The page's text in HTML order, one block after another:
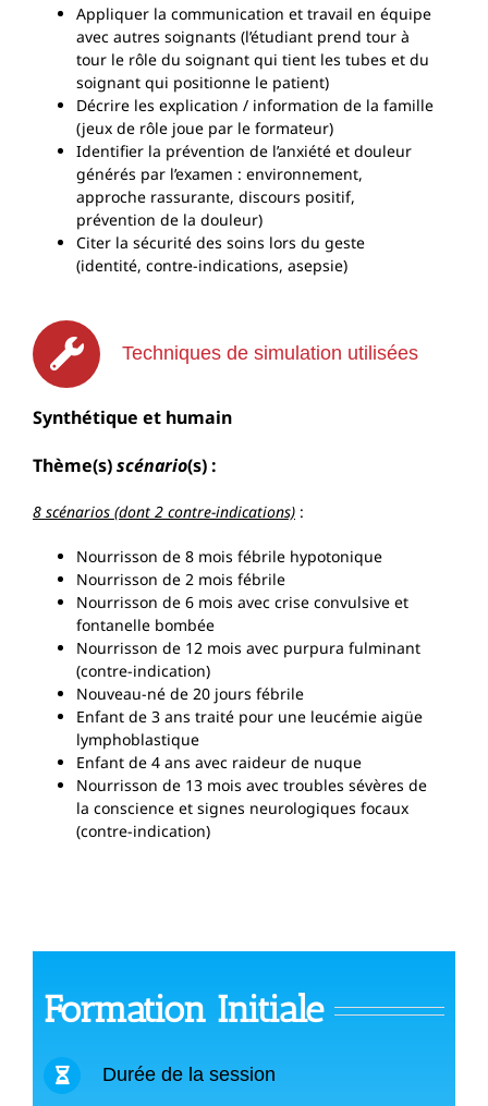
Appliquer la communication et travail en équipe
avec autres soignants (l’étudiant prend tour à
tour le rôle du soignant qui tient les tubes et du
soignant qui positionne le patient)
Décrire les explication / information de la famille
(jeux de rôle joue par le formateur)
Identifier la prévention de l’anxiété et douleur
générés par l’examen : environnement,
approche rassurante, discours positif,
prévention de la douleur)
Citer la sécurité des soins lors du geste
(identité, contre-indications, asepsie)
Techniques de simulation utilisées
Synthétique et humain
Thème(s)scénario(s) :
8 scénarios (dont 2 contre-indications) :
Nourrisson de 8 mois fébrile hypotonique
Nourrisson de 2 mois fébrile
Nourrisson de 6 mois avec crise convulsive et
fontanelle bombée
Nourrisson de 12 mois avec purpura fulminant
(contre-indication)
Nouveau-né de 20 jours fébrile
Enfant de 3 ans traité pour une leucémie aigüe
lymphoblastique
Enfant de 4 ans avec raideur de nuque
Nourrisson de 13 mois avec troubles sévères de
la conscience et signes neurologiques focaux
(contre-indication)
Formation Initiale
Durée de la session